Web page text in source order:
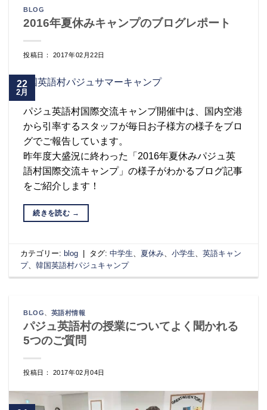
BLOG
2016年夏休みキャンプのブログレポート
投稿日： 2017年02月22日
22
2月
パジュ英語村国際交流キャンプ開催中は、国内空港
から引率するスタッフが毎日お子様方の様子をブロ
グでご報告しています。
昨年度大盛況に終わった「2016年夏休みパジュ英
語村国際交流キャンプ」の様子がわかるブログ記事
をご紹介します！
続きを読む →
カテゴリー: blog タグ:中学生 夏休み 、小学生 、英語キャン
プ、韓国英語村パジュキャンプ
BLOG、 英語村情報
パジュ英語村の授業についてよく聞かれる
5つのご質問
投稿日： 2017年02月04日